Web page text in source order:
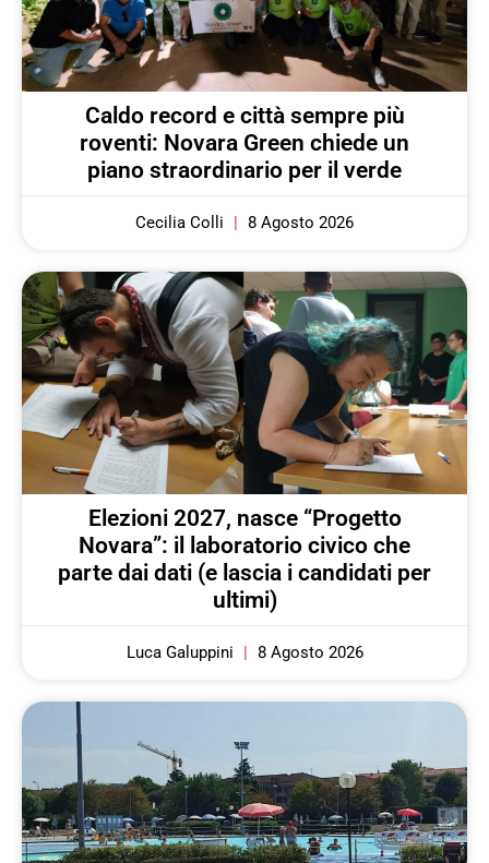
Caldo record e città sempre più
roventi: Novara Green chiede un
piano straordinario per il verde
Cecilia Colli 8 Agosto 2026
Elezioni 2027, nasce “Progetto
Novara”: il laboratorio civico che
parte dai dati (e lascia i candidati per
ultimi)
Luca Galuppini 8 Agosto 2026